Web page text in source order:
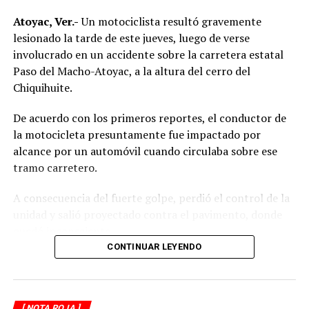
Atoyac, Ver.-Un motociclista resultó gravemente
lesionado la tarde de este jueves, luego de verse
involucrado en un accidente sobre la carretera estatal
Paso del Macho-Atoyac, a la altura del cerro del
Chiquihuite.
De acuerdo con los primeros reportes, el conductor de
la motocicleta presuntamente fue impactado por
alcance por un automóvil cuando circulaba sobre ese
tramo carretero.
A consecuencia del fuerte golpe, perdió el control de la
Testigos del accidente solicitaron de inmediato el apoyo
de los cuerpos de emergencia al percatarse de que el
CONTINUAR LEYENDO